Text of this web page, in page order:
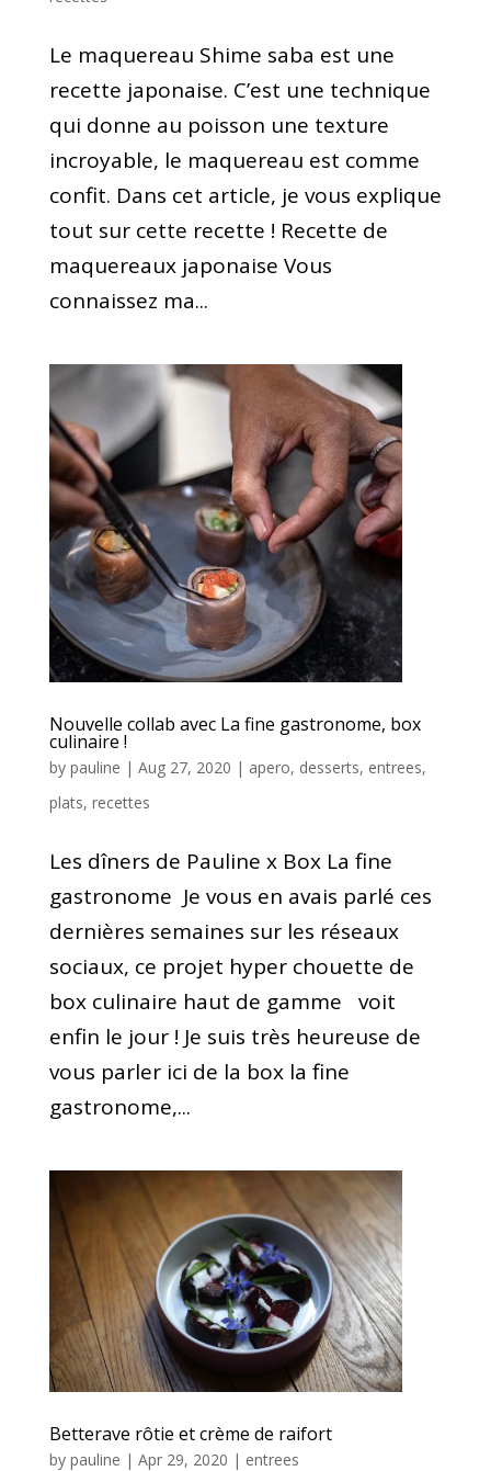
Le maquereau Shime saba est une
recette japonaise. C’est une technique
qui donne au poisson une texture
incroyable, le maquereau est comme
confit. Dans cet article, je vous explique
tout sur cette recette ! Recette de
maquereaux japonaise Vous
connaissez ma...
Nouvelle collab avec La fine gastronome, box
culinaire !
by pauline | Aug 27, 2020 | apero, desserts, entrees,
plats, recettes
Les dîners de Pauline x Box La fine
gastronome Je vous en avais parlé ces
dernières semaines sur les réseaux
sociaux, ce projet hyper chouette de
box culinaire haut de gamme voit
enfin le jour ! Je suis très heureuse de
vous parler ici de la box la fine
gastronome,...
Betterave rôtie et crème de raifort
by pauline | Apr 29, 2020 | entrees